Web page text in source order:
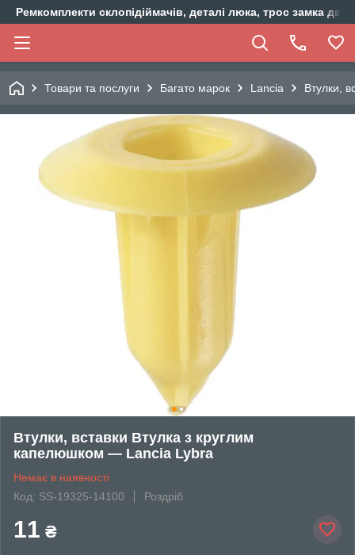
Ремкомплекти склопідіймачів, деталі люка, трос замка
Товари та послуги Багато марок Lancia Втулки,
Втулки, вставки Втулка з круглим
капелюшком — Lancia Lybra
Немає в наявності
Код: SS-19325-14100
Роздріб
11 ₴